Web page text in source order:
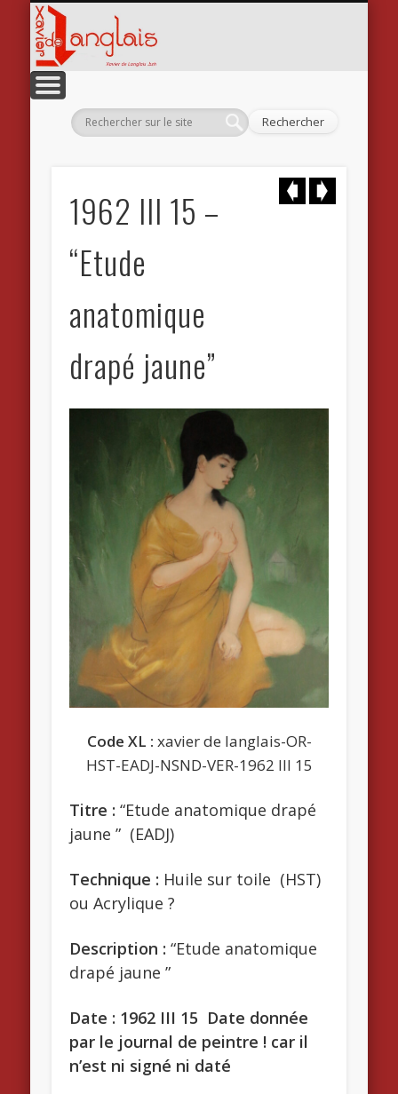
ACCUEIL
L’ARTISTE
L’ÉCRIVAIN
L’ILLUSTRATEUR
LE PEINTRE
LE TECHNICIEN
CATALOGUE RAISONNÉ
CONTACT
BOUTIQUE
1962 III 15 –
“Etude
anatomique
drapé jaune”
Code XL : xavier de langlais-OR-
HST-EADJ-NSND-VER-1962 III 15
Titre : “Etude anatomique drapé
jaune ” (EADJ)
Technique : Huile sur toile (HST)
ou Acrylique ?
Description : “Etude anatomique
drapé jaune ”
Date : 1962 III 15 Date donnée
par le journal de peintre ! car il
n’est ni signé ni daté